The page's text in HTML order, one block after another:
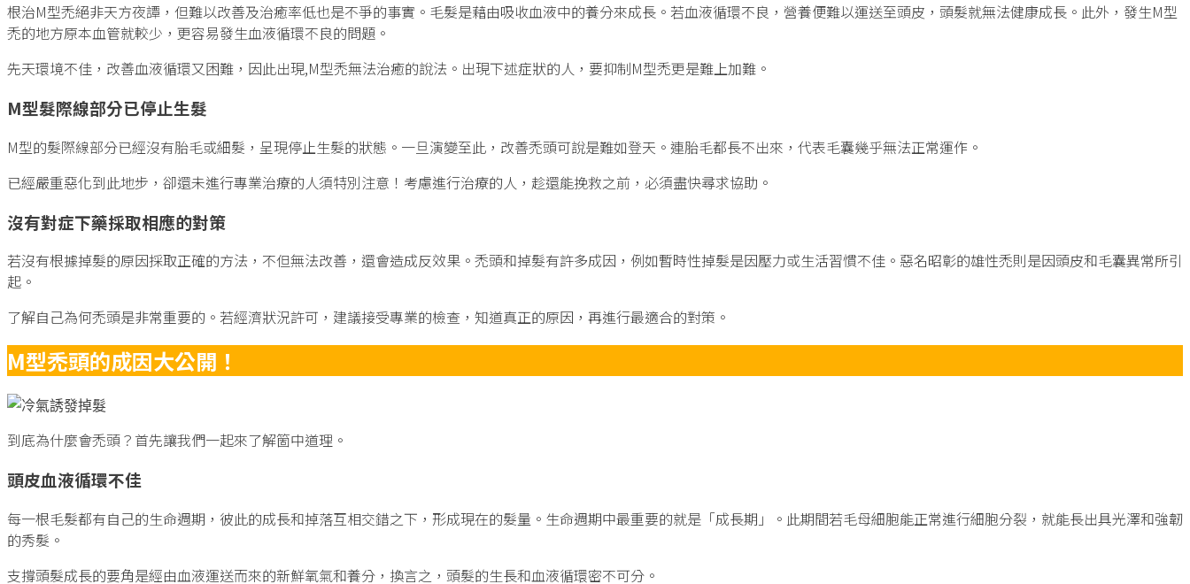
根治M型禿絕非天方夜譚，但難以改善及治癒率低也是不爭的事實。毛髮是藉由吸收血液中的養分來成長。若血液循環不良，營養便難以運送至頭皮，頭髮就無法健康成長。此外，發生M型
禿的地方原本血管就較少，更容易發生血液循環不良的問題。
先天環境不佳，改善血液循環又困難，因此出現,M型禿無法治癒的說法。出現下述症狀的人，要抑制M型禿更是難上加難。
M型髮際線部分已停止生髮
M型的髮際線部分已經沒有胎毛或細髮，呈現停止生髮的狀態。一旦演變至此，改善禿頭可說是難如登天。連胎毛都長不出來，代表毛囊幾乎無法正常運作。
已經嚴重惡化到此地步，卻還未進行專業治療的人須特別注意！考慮進行治療的人，趁還能挽救之前，必須盡快尋求協助。
沒有對症下藥採取相應的對策
若沒有根據掉髮的原因採取正確的方法，不但無法改善，還會造成反效果。禿頭和掉髮有許多成因，例如暫時性掉髮是因壓力或生活習慣不佳。惡名昭彰的雄性禿則是因頭皮和毛囊異常所引
起。
了解自己為何禿頭是非常重要的。若經濟狀況許可，建議接受專業的檢查，知道真正的原因，再進行最適合的對策。
M型禿頭的成因大公開！
到底為什麼會禿頭？首先讓我們一起來了解箇中道理。
頭皮血液循環不佳
每一根毛髮都有自己的生命週期，彼此的成長和掉落互相交錯之下，形成現在的髮量。生命週期中最重要的就是「成長期」。此期間若毛母細胞能正常進行細胞分裂，就能長出具光澤和強韌
的秀髮。
支撐頭髮成長的要角是經由血液運送而來的新鮮氧氣和養分，換言之，頭髮的生長和血液循環密不可分。